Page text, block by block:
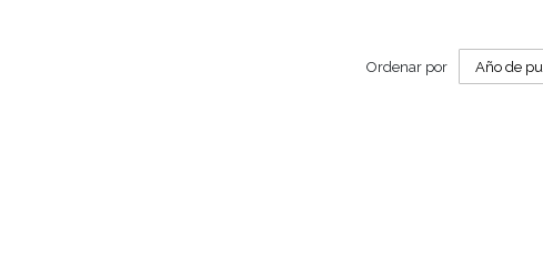
Ordenar por